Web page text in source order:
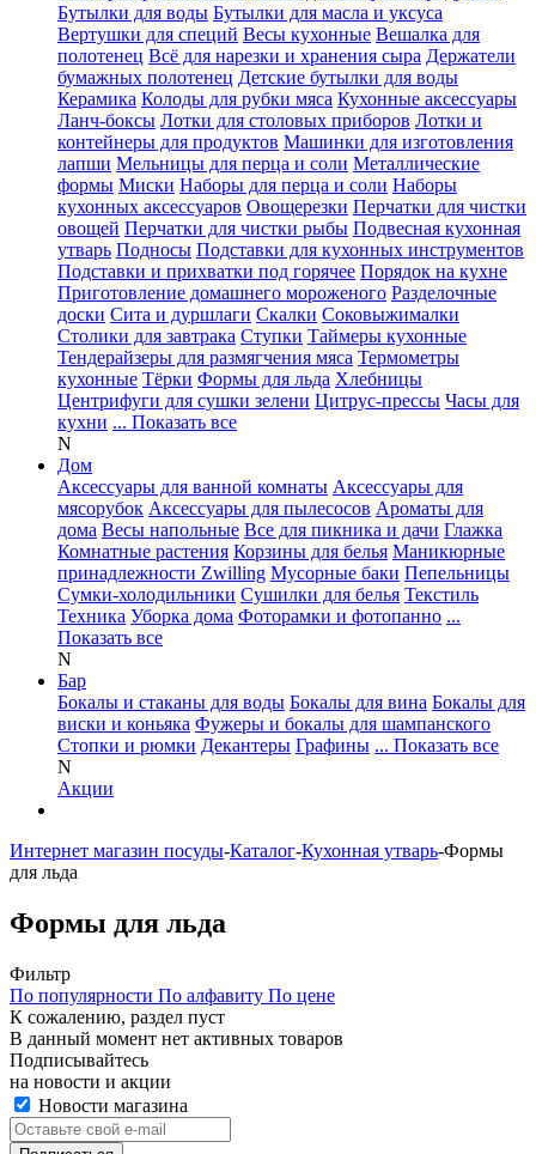
Бутылки для воды Бутылки для масла и уксуса
Вертушки для специй Весы кухонные Вешалка для
полотенец Всё для нарезки и хранения сыра Держатели
бумажных полотенец Детские бутылки для воды
Керамика Колоды для рубки мяса Кухонные аксессуары
Ланч-боксы Лотки для столовых приборов Лотки и
контейнеры для продуктов Машинки для изготовления
лапши Мельницы для перца и соли Металлические
формы Миски Наборы для перца и соли Наборы
кухонных аксессуаров Овощерезки Перчатки для чистки
овощей Перчатки для чистки рыбы Подвесная кухонная
утварь Подносы Подставки для кухонных инструментов
Подставки и прихватки под горячее Порядок на кухне
Приготовление домашнего мороженого Разделочные
доски Сита и дуршлаги Скалки Соковыжималки
Столики для завтрака Ступки Таймеры кухонные
Тендерайзеры для размягчения мяса Термометры
кухонные Тёрки Формы для льда Хлебницы
Центрифуги для сушки зелени Цитрус-прессы Часы для
кухни ... Показать все
N
Дом
Аксессуары для ванной комнаты Аксессуары для
мясорубок Аксессуары для пылесосов Ароматы для
дома Весы напольные Все для пикника и дачи Глажка
Комнатные растения Корзины для белья Маникюрные
принадлежности Zwilling Мусорные баки Пепельницы
Сумки-холодильники Сушилки для белья Текстиль
Техника Уборка дома Фоторамки и фотопанно ...
Показать все
N
Бар
Бокалы и стаканы для воды Бокалы для вина Бокалы для
виски и коньяка Фужеры и бокалы для шампанского
Стопки и рюмки Декантеры Графины ... Показать все
N
Акции
Интернет магазин посуды-Каталог-Кухонная утварь-Формы
для льда
Формы для льда
Фильтр
По популярности По алфавиту По цене
К сожалению, раздел пуст
В данный момент нет активных товаров
Подписывайтесь
на новости и акции
Новости магазина